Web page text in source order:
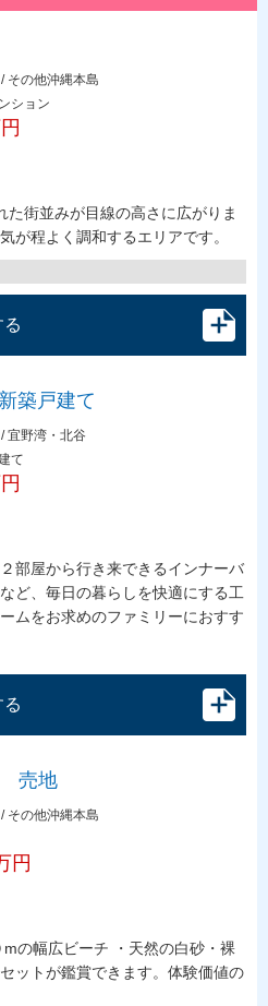
その他沖縄本島
ション
た街並みが目線の高さに広がりま
が程よく調和するエリアです。
築戸建て
宜野湾・北谷
て
部屋から行き来できるインナーバ
ど、毎日の暮らしを快適にする工
ムをお求めのファミリーにおすす
売地
その他沖縄本島
円
mの幅広ビーチ ・天然の白砂・裸
ットが鑑賞できます。体験価値の